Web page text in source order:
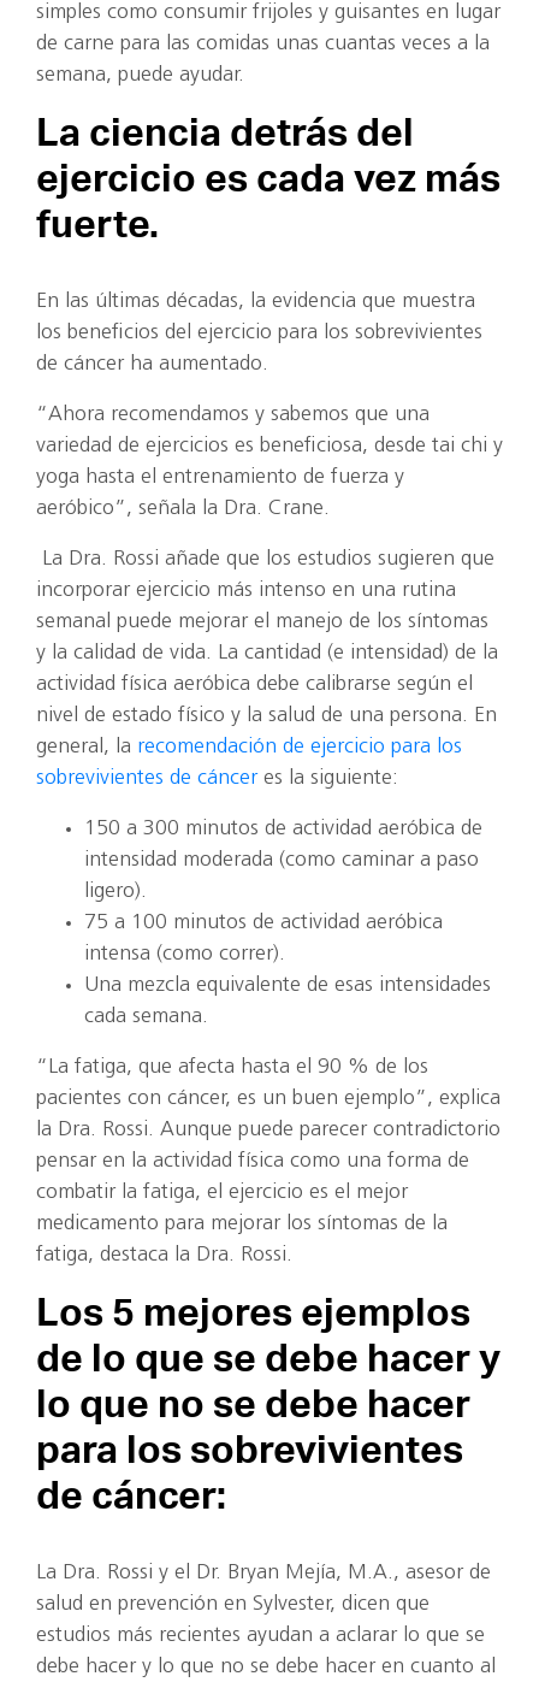
simples como consumir frijoles y guisantes en lugar
de carne para las comidas unas cuantas veces a la
semana, puede ayudar.
La ciencia detrás del
ejercicio es cada vez más
fuerte.
En las últimas décadas, la evidencia que muestra
los beneficios del ejercicio para los sobrevivientes
de cáncer ha aumentado.
“Ahora recomendamos y sabemos que una
variedad de ejercicios es beneficiosa, desde tai chi y
yoga hasta el entrenamiento de fuerza y
aeróbico”, señala la Dra. Crane.
La Dra. Rossi añade que los estudios sugieren que
incorporar ejercicio más intenso en una rutina
semanal puede mejorar el manejo de los síntomas
y la calidad de vida. La cantidad (e intensidad) de la
actividad física aeróbica debe calibrarse según el
nivel de estado físico y la salud de una persona. En
general, la recomendación de ejercicio para los
sobrevivientes de cánceres la siguiente:
150 a 300 minutos de actividad aeróbica de
intensidad moderada (como caminar a paso
ligero).
75 a 100 minutos de actividad aeróbica
intensa (como correr).
Una mezcla equivalente de esas intensidades
cada semana.
“La fatiga, que afecta hasta el 90 % de los
pacientes con cáncer, es un buen ejemplo”, explica
la Dra. Rossi. Aunque puede parecer contradictorio
pensar en la actividad física como una forma de
combatir la fatiga, el ejercicio es el mejor
medicamento para mejorar los síntomas de la
fatiga, destaca la Dra. Rossi.
Los 5 mejores ejemplos
de lo que se debe hacer y
lo que no se debe hacer
para los sobrevivientes
de cáncer:
La Dra. Rossi y el Dr. Bryan Mejía, M.A., asesor de
salud en prevención en Sylvester, dicen que
estudios más recientes ayudan a aclarar lo que se
debe hacer y lo que no se debe hacer en cuanto al